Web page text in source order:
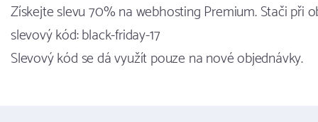
Získejte slevu 70% na webhosting Premium. Stači při
slevový kód: black-friday-17
Slevový kód se dá využít pouze na nové objednávky.